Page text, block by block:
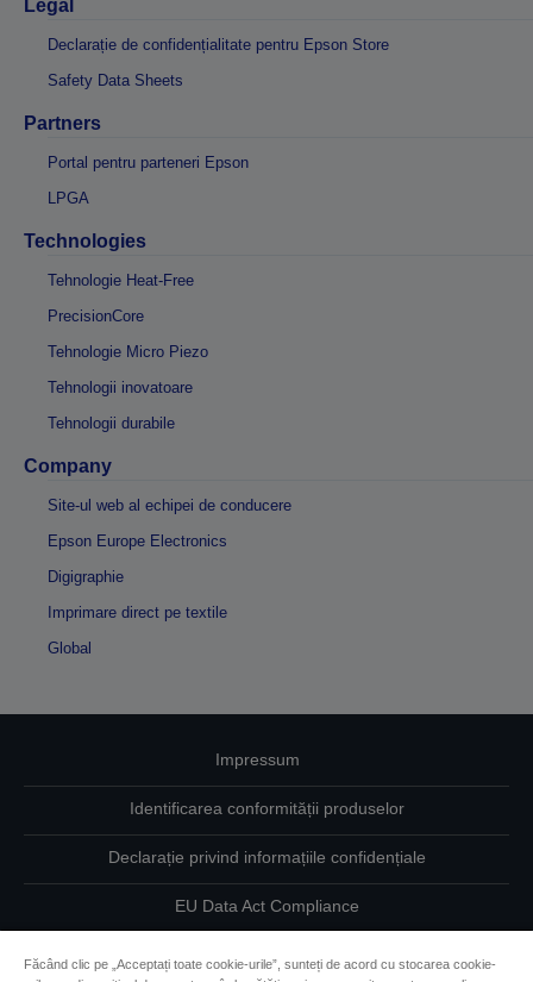
Legal
Declarație de confidențialitate pentru Epson Store
Safety Data Sheets
Partners
Portal pentru parteneri Epson
LPGA
Technologies
Tehnologie Heat-Free
PrecisionCore
Tehnologie Micro Piezo
Tehnologii inovatoare
Tehnologii durabile
Company
Site-ul web al echipei de conducere
Epson Europe Electronics
Digigraphie
Imprimare direct pe textile
Global
Impressum
Identificarea conformității produselor
Declarație privind informațiile confidențiale
EU Data Act Compliance
Făcând clic pe „Acceptați toate cookie-urile”, sunteți de acord cu stocarea cookie-